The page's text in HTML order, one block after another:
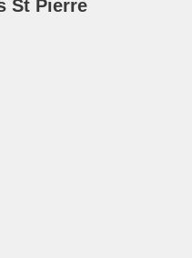
St Pierre